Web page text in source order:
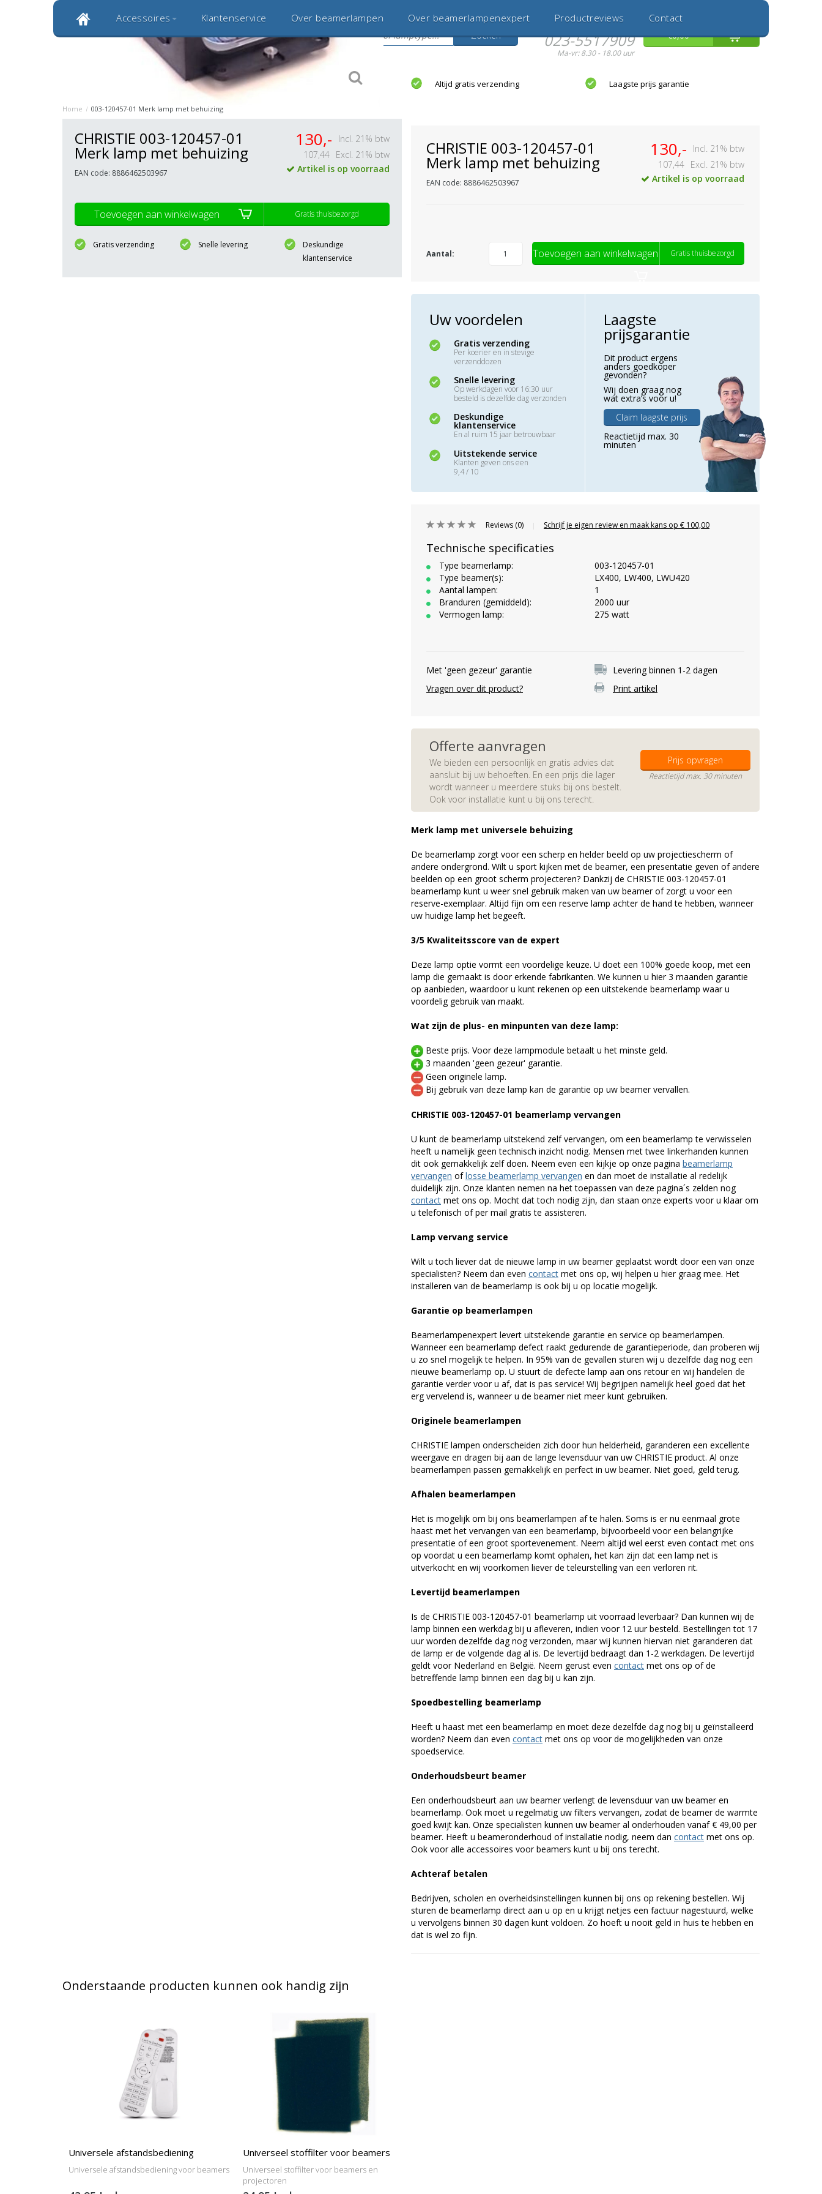
Inloggen
Klantbeoordeling 9,0
Bekijk alle 1000+ reviews
Zoeken
Hulp nodig?
023-5517909
Ma-vr: 8.30 - 18.00 uur
€0,00
Accessoires Klantenservice Over beamerlampen Over beamerlampenexpert Productreviews Contact
Originele kwaliteitsproducten 20 jaar betrouwbaar en ervaren Altijd gratis verzending Laagste prijs garantie
Home / 003-120457-01 Merk lamp met behuizing
CHRISTIE 003-120457-01
Merk lamp met behuizing
EAN code: 8886462503967
130,-
Incl. 21% btw
107,44 Excl. 21% btw
Artikel is op voorraad
Toevoegen aan winkelwagen Gratis thuisbezorgd
Gratis verzending Snelle levering
Deskundige
klantenservice
CHRISTIE 003-120457-01
Merk lamp met behuizing
EAN code: 8886462503967
130,-
Incl. 21% btw
107,44 Excl. 21% btw
Artikel is op voorraad
Aantal: Toevoegen aan winkelwagen Gratis thuisbezorgd
Uw voordelen
Gratis verzending
Per koerier en in stevige
verzenddozen
Snelle levering
Op werkdagen voor 16:30 uur
besteld is dezelfde dag verzonden
Deskundige
klantenservice
En al ruim 15 jaar betrouwbaar
Uitstekende service
Klanten geven ons een
9,4 / 10
Laagste
prijsgarantie
Dit product ergens
anders goedkoper
gevonden?
Wij doen graag nog
wat extra’s voor u!
Claim laagste prijs
Reactietijd max. 30
minuten
Reviews (0) Schrijf je eigen review en maak kans op € 100,00
Technische specificaties
Type beamerlamp:
003-120457-01
Type beamer(s):
LX400, LW400, LWU420
Aantal lampen:
1
Branduren (gemiddeld):
2000 uur
Vermogen lamp:
275 watt
Met 'geen gezeur' garantie
Levering binnen 1-2 dagen
Vragen over dit product?
Print artikel
Offerte aanvragen
We bieden een persoonlijk en gratis advies dat
aansluit bij uw behoeften. En een prijs die lager
wordt wanneer u meerdere stuks bij ons bestelt.
Ook voor installatie kunt u bij ons terecht.
Prijs opvragen
Reactietijd max. 30 minuten
Merk lamp met universele behuizing
De beamerlamp zorgt voor een scherp en helder beeld op uw projectiescherm of
andere ondergrond. Wilt u sport kijken met de beamer, een presentatie geven of andere
beelden op een groot scherm projecteren? Dankzij de CHRISTIE 003-120457-01
beamerlamp kunt u weer snel gebruik maken van uw beamer of zorgt u voor een
reserve-exemplaar. Altijd fijn om een reserve lamp achter de hand te hebben, wanneer
uw huidige lamp het begeeft.
3/5 Kwaliteitsscore van de expert
Deze lamp optie vormt een voordelige keuze. U doet een 100% goede koop, met een
lamp die gemaakt is door erkende fabrikanten. We kunnen u hier 3 maanden garantie
op aanbieden, waardoor u kunt rekenen op een uitstekende beamerlamp waar u
voordelig gebruik van maakt.
Wat zijn de plus- en minpunten van deze lamp:
Beste prijs. Voor deze lampmodule betaalt u het minste geld.
3 maanden 'geen gezeur' garantie.
Geen originele lamp.
Bij gebruik van deze lamp kan de garantie op uw beamer vervallen.
CHRISTIE 003-120457-01 beamerlamp vervangen
U kunt de beamerlamp uitstekend zelf vervangen, om een beamerlamp te verwisselen
heeft u namelijk geen technisch inzicht nodig. Mensen met twee linkerhanden kunnen
dit ook gemakkelijk zelf doen. Neem even een kijkje op onze pagina beamerlamp
vervangen oflosse beamerlamp vervangen en dan moet de installatie al redelijk
duidelijk zijn. Onze klanten nemen na het toepassen van deze pagina´s zelden nog
contact met ons op. Mocht dat toch nodig zijn, dan staan onze experts voor u klaar om
u telefonisch of per mail gratis te assisteren.
Lamp vervang service
Wilt u toch liever dat de nieuwe lamp in uw beamer geplaatst wordt door een van onze
specialisten? Neem dan even contact met ons op, wij helpen u hier graag mee. Het
installeren van de beamerlamp is ook bij u op locatie mogelijk.
Garantie op beamerlampen
Beamerlampenexpert levert uitstekende garantie en service op beamerlampen.
Wanneer een beamerlamp defect raakt gedurende de garantieperiode, dan proberen wij
u zo snel mogelijk te helpen. In 95% van de gevallen sturen wij u dezelfde dag nog een
nieuwe beamerlamp op. U stuurt de defecte lamp aan ons retour en wij handelen de
garantie verder voor u af, dat is pas service! Wij begrijpen namelijk heel goed dat het
erg vervelend is, wanneer u de beamer niet meer kunt gebruiken.
Originele beamerlampen
CHRISTIE lampen onderscheiden zich door hun helderheid, garanderen een excellente
weergave en dragen bij aan de lange levensduur van uw CHRISTIE product. Al onze
beamerlampen passen gemakkelijk en perfect in uw beamer. Niet goed, geld terug.
Afhalen beamerlampen
Het is mogelijk om bij ons beamerlampen af te halen. Soms is er nu eenmaal grote
haast met het vervangen van een beamerlamp, bijvoorbeeld voor een belangrijke
presentatie of een groot sportevenement. Neem altijd wel eerst even contact met ons
op voordat u een beamerlamp komt ophalen, het kan zijn dat een lamp net is
uitverkocht en wij voorkomen liever de teleurstelling van een verloren rit.
Levertijd beamerlampen
Is de CHRISTIE 003-120457-01 beamerlamp uit voorraad leverbaar? Dan kunnen wij de
lamp binnen een werkdag bij u afleveren, indien voor 12 uur besteld. Bestellingen tot 17
uur worden dezelfde dag nog verzonden, maar wij kunnen hiervan niet garanderen dat
de lamp er de volgende dag al is. De levertijd bedraagt dan 1-2 werkdagen. De levertijd
geldt voor Nederland en België. Neem gerust even contact met ons op of de
betreffende lamp binnen een dag bij u kan zijn.
Spoedbestelling beamerlamp
Heeft u haast met een beamerlamp en moet deze dezelfde dag nog bij u geïnstalleerd
worden? Neem dan even contact met ons op voor de mogelijkheden van onze
spoedservice.
Onderhoudsbeurt beamer
Een onderhoudsbeurt aan uw beamer verlengt de levensduur van uw beamer en
beamerlamp. Ook moet u regelmatig uw filters vervangen, zodat de beamer de warmte
goed kwijt kan. Onze specialisten kunnen uw beamer al onderhouden vanaf € 49,00 per
beamer. Heeft u beameronderhoud of installatie nodig, neem dan contact met ons op.
Ook voor alle accessoires voor beamers kunt u bij ons terecht.
Achteraf betalen
Bedrijven, scholen en overheidsinstellingen kunnen bij ons op rekening bestellen. Wij
sturen de beamerlamp direct aan u op en u krijgt netjes een factuur nagestuurd, welke
u vervolgens binnen 30 dagen kunt voldoen. Zo hoeft u nooit geld in huis te hebben en
dat is wel zo fijn.
Onderstaande producten kunnen ook handig zijn
Universele afstandsbediening
Universele afstandsbediening voor beamers
Universeel stoffilter voor beamers
Universeel stoffilter voor beamers en
projectoren